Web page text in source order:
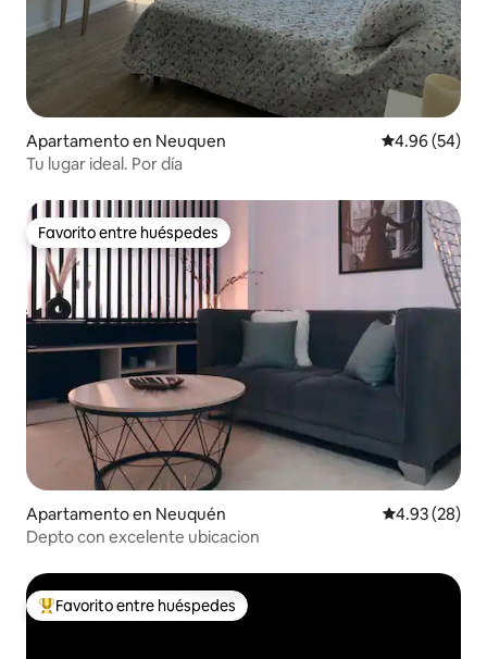
Apartamento en Neuquen Calificación
4.96 (54)
Tu lugar ideal. Por día
Favorito entre huéspedes
Favorito entre huéspedes
Apartamento en Neuquén Calificación
4.93 (28)
Depto con excelente ubicacion
Favorito entre huéspedes preferido
Favorito entre huéspedes